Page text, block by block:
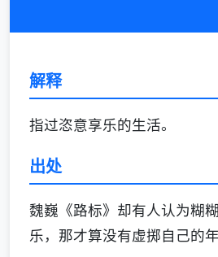
解释
指过恣意享乐的生活。
出处
魏巍《路标》却有人认为糊
乐，那才算没有虚掷自己的